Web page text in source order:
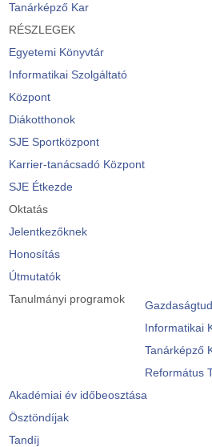
Tanárképző Kar
RÉSZLEGEK
Egyetemi Könyvtár
Informatikai Szolgáltató
Központ
Diákotthonok
SJE Sportközpont
Karrier-tanácsadó Központ
SJE Étkezde
Oktatás
Jelentkezőknek
Honosítás
Útmutatók
Tanulmányi programok
Informatikai
Tanárképző
Református
Akadémiai év időbeosztása
Ösztöndíjak
Tandíj